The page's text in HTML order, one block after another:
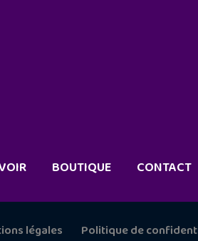
BOUTIQUE CONTACT
légales Politique de